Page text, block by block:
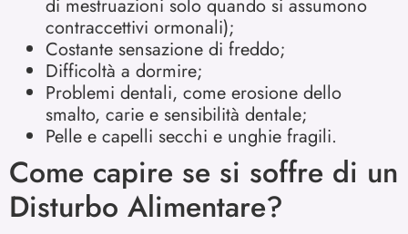
di mestruazioni solo quando si assumono
contraccettivi ormonali);
Costante sensazione di freddo;
Difficoltà a dormire;
Problemi dentali, come erosione dello
smalto, carie e sensibilità dentale;
Pelle e capelli secchi e unghie fragili.
Come capire se si soffre di un
Disturbo Alimentare?